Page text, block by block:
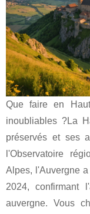
Que faire en
inoubliables ?La
préservés et ses
l'Observatoire
Alpes, l'Auvergne
2024, confirmant
auvergne. Vous